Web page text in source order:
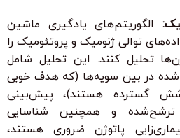
الگوریتم‌های یادگیری ماشین
توالی ژنومیک و پروتئومیک را
تحلیل کنند. این تحلیل شامل
در بین سویه‌ها (که هدف خوبی
گسترده هستند)، پیش‌بینی
و همچنین شناسایی
پاتوژن ضروری هستند،